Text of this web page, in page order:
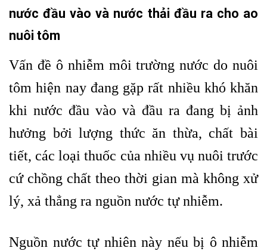
nước đầu vào và nước thải đầu ra cho ao
nuôi tôm
Vấn đề ô nhiễm môi trường nước do nuôi
tôm hiện nay đang gặp rất nhiều khó khăn
khi nước đầu vào và đầu ra đang bị ảnh
hưởng bởi lượng thức ăn thừa, chất bài
tiết, các loại thuốc của nhiều vụ nuôi trước
cứ chồng chất theo thời gian mà không xử
lý, xả thẳng ra nguồn nước tự nhiễm.
Nguồn nước tự nhiên này nếu bị ô nhiễm